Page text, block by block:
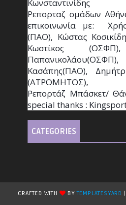
Κωνσταντινίδης
Ρεπορταζ ομάδων
επικοινωνία με:
(ΠΑΟ), Κώστας
Κωστίκος (ΟΣΦΠ),
Κασάπης(ΠΑΟ),
(ΑΤΡΟΜΗΤΟΣ),
Ρεπορτάζ Μπάσκετ/
special thanks :
CATEGORIES
CRAFTED WITH BYTEMPLATESYARD